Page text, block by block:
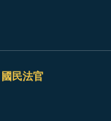
國民法官